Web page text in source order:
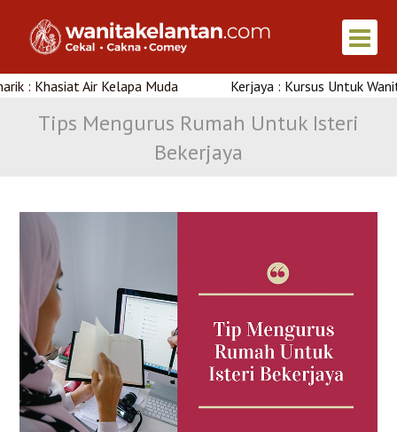
Air Kelapa Muda Kerjaya : Kursus Untuk Wanita Di
Tips Mengurus Rumah Untuk Isteri
Bekerjaya